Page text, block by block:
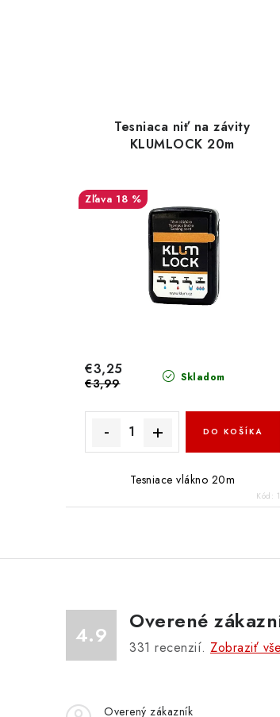
Tesniaca niť na závity
KLUMLOCK 20m
18 %
Skladom
€3,25
€3,99
DO KOŠÍKA
Tesniace vlákno 20m
Kód:
4.9
Overené
331 recenzií. Zobraziť
Overený zákazník